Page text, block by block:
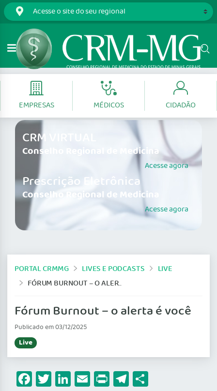
EMPRESAS MÉDICOS CIDADÃO
CRM VIRTUAL
Conselho Regional de Medicina
Acesse agora
Prescrição Eletrônica
Conselho Regional de Medicina
Acesse agora
PORTAL CRMMG LIVES E PODCASTS
LIVE
FÓRUM BURNOUT – O ALERTA É VOCÊ
Fórum Burnout – o alerta é você
Publicado em 03/12/2025
Live
Facebook
Twitter
LinkedIn
EmailPrintTelegram